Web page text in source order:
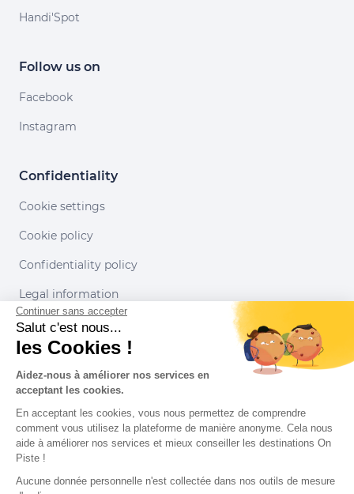
Handi'Spot
Follow us on
Facebook
Instagram
Confidentiality
Cookie settings
Cookie policy
Confidentiality policy
Legal information
Conditions of use
Our partners
Continuer sans accepter
Salut c'est nous...
les Cookies !
Aidez-nous à améliorer nos services en
acceptant les cookies.
En acceptant les cookies, vous nous permettez de comprendre
comment vous utilisez la plateforme de manière anonyme. Cela nous
aide à améliorer nos services et mieux conseiller les destinations On
Piste !
Aucune donnée personnelle n'est collectée dans nos outils de mesure